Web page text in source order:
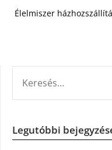
Élelmiszer
Legutóbbi